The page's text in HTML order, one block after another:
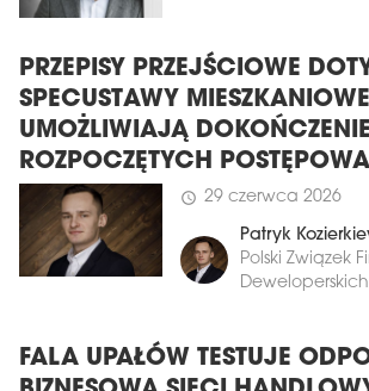
PRZEPISY PRZEJŚCIOWE
SPECUSTAWY
UMOŻLIWIAJĄ DOKOŃCZENIE
ROZPOCZĘTYCH
schedule 29 czerwca 2026
Patryk
Polski Związek
Deweloperskich
FALA UPAŁÓW TESTUJE